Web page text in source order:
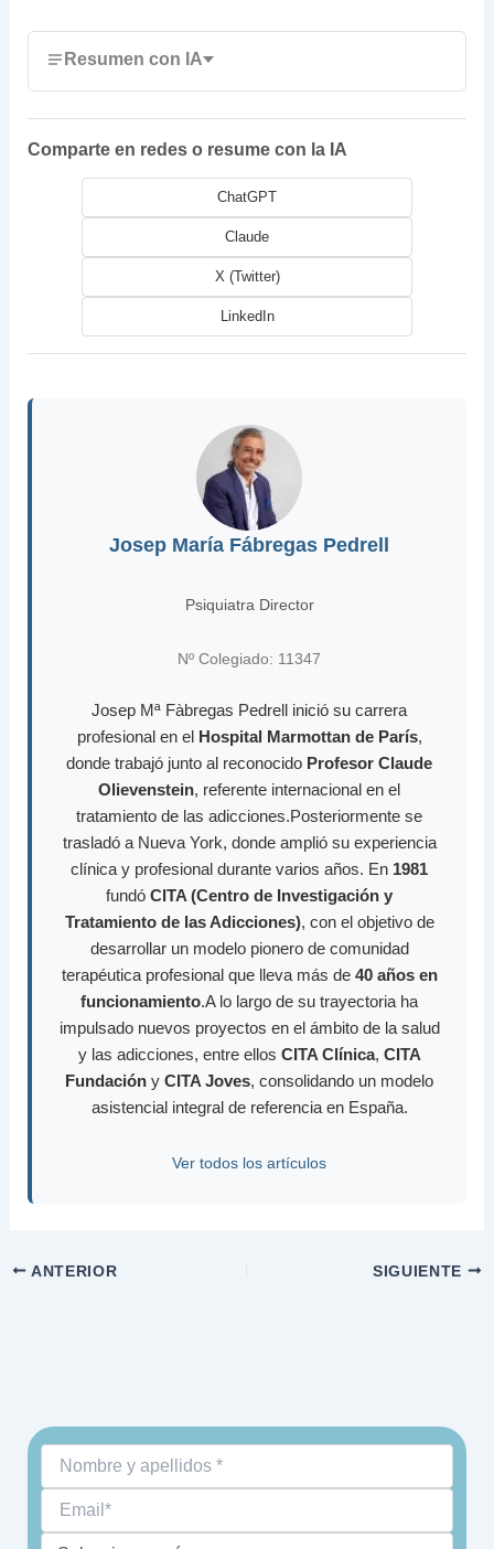
Resumen con IA
Comparte en redes o resume con la IA
ChatGPT
Claude
X (Twitter)
LinkedIn
Josep María Fábregas Pedrell
Psiquiatra Director
Nº Colegiado: 11347
Josep Mª Fàbregas Pedrell inició su carrera
profesional en el Hospital Marmottan de París,
donde trabajó junto al reconocido Profesor Claude
Olievenstein, referente internacional en el
tratamiento de las adicciones.Posteriormente se
trasladó a Nueva York, donde amplió su experiencia
clínica y profesional durante varios años. En 1981
fundó CITA (Centro de Investigación y
Tratamiento de las Adicciones), con el objetivo de
desarrollar un modelo pionero de comunidad
terapéutica profesional que lleva más de 40 años en
funcionamiento.A lo largo de su trayectoria ha
impulsado nuevos proyectos en el ámbito de la salud
y las adicciones, entre ellos CITA Clínica, CITA
Fundación y CITA Joves, consolidando un modelo
asistencial integral de referencia en España.
Ver todos los artículos
ANTERIOR SIGUIENTE